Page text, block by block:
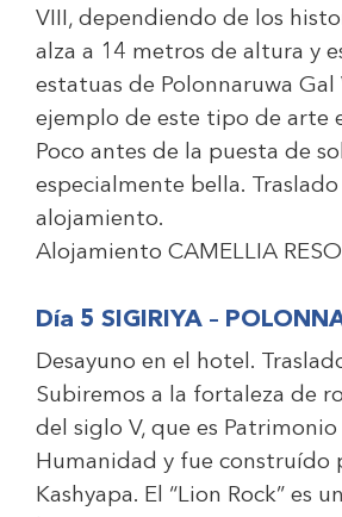
VIII, dependiendo de los
alza a 14 metros de altura y
estatuas de Polonnaruwa
ejemplo de este tipo de arte
Poco antes de la puesta de
especialmente bella.
alojamiento.
Alojamiento CAMELLIA
Día 5 SIGIRIYA –
Desayuno en el hotel.
Subiremos a la fortaleza de
del siglo V, que es Patrimonio
Humanidad y fue construído
Kashyapa. El “Lion Rock” es